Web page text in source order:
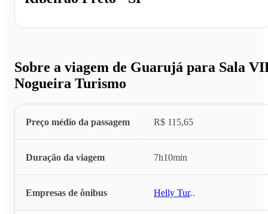
Sobre a viagem de Guarujá para Sala
Nogueira Turismo
Preço médio da passagem R$ 115,65
Duração da viagem 7h10min
Empresas de ônibus Helly Tur...